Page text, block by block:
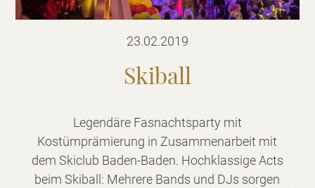
23.02.2019
Skiball
Legendäre Fasnachtsparty mit
Kostümprämierung in Zusammenarbeit mit
dem Skiclub Baden-Baden. Hochklassige Acts
beim Skiball: Mehrere Bands und DJs sorgen